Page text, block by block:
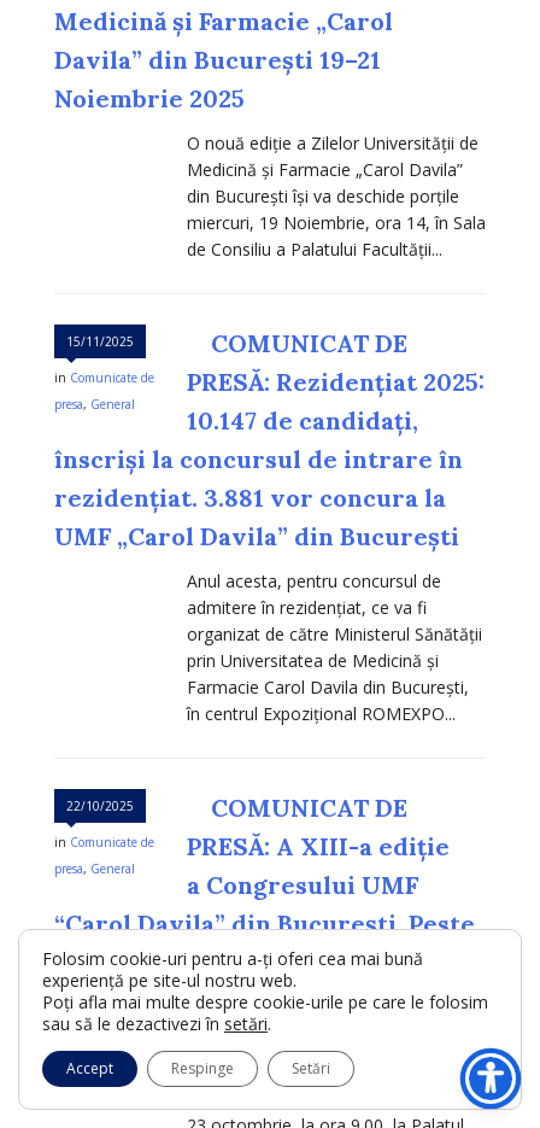
Medicină și Farmacie „Carol
Davila” din București 19–21
Noiembrie 2025
O nouă ediție a Zilelor Universității de
Medicină și Farmacie „Carol Davila”
din București își va deschide porțile
miercuri, 19 Noiembrie, ora 14, în Sala
de Consiliu a Palatului Facultății...
15/11/2025
in Comunicate de
presa, General
COMUNICAT DE
PRESĂ: Rezidențiat 2025:
10.147 de candidați,
înscriși la concursul de intrare în
rezidențiat. 3.881 vor concura la
UMF „Carol Davila” din București
Anul acesta, pentru concursul de
admitere în rezidențiat, ce va fi
organizat de către Ministerul Sănătății
prin Universitatea de Medicină și
Farmacie Carol Davila din București,
în centrul Expozițional ROMEXPO...
22/10/2025
in Comunicate de
presa, General
COMUNICAT DE
PRESĂ: A XIII-a ediție
a Congresului UMF
“Carol Davila” din București. Peste
6000 de participanți la Palatul
Parlamentului
A XIII-a ediție a Congresului
Universității de Medicină și Farmacie
“Carol Davila” din București începe joi,
Folosim cookie-uri pentru a-ți oferi cea mai bună
experiență pe site-ul nostru web.
Poți afla mai multe despre cookie-urile pe care le folosim
sau să le dezactivezi în setări.
Accept Respinge Setări